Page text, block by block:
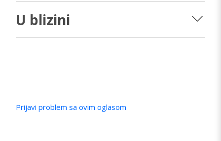
U blizini
Prijavi problem sa ovim oglasom